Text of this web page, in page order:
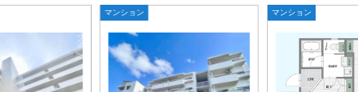
マンション マンション